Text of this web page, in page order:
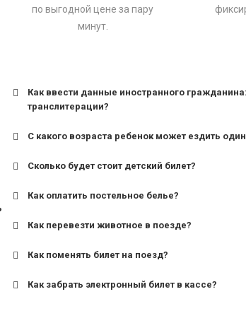
по выгодной цене за пару
минут.
Как ввести данные иностранного
транслитерации?
С какого возраста ребенок может ездить
для поездов дальнего следования — от
Сколько будет стоит детский билет?
Как оплатить постельное белье?
Как перевезти животное в поезде?
Как поменять билет на поезд?
Как забрать электронный билет в кассе?